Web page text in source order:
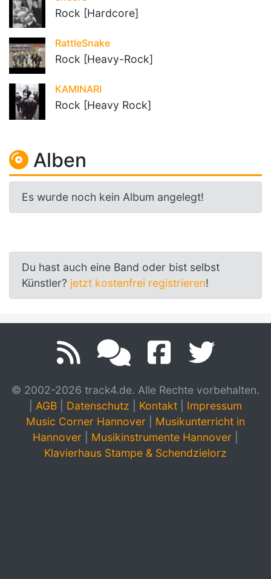
Rock [Hardcore]
RattleSnake
Rock [Heavy-Rock]
KAMINARI
Rock [Heavy Rock]
Alben
Es wurde noch kein Album angelegt!
Du hast auch eine Band oder bist selbst
Künstler? jetzt kostenfrei registrieren!
© 2002-2026 track4.de. Alle Rechte vorbehalten.
AGB Datenschutz Kontakt
Impressum
Music Corner Hannover
Musikunterricht in
Hannover
Musikinstrumente Hannover
Klavierhaus Stampe & Schendzielorz